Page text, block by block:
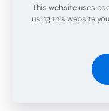
This website uses
using this website